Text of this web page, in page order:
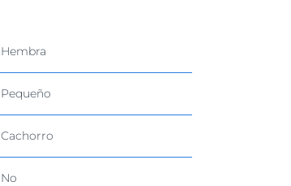
Hembra
Pequeño
Cachorro
No